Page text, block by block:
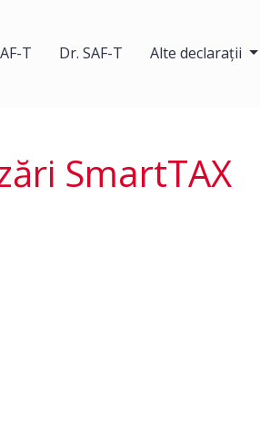
T Dr. SAF-T Alte declarații
SmartTAX